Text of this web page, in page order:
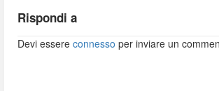
Rispondi a
Devi essereconnesso per inviare un